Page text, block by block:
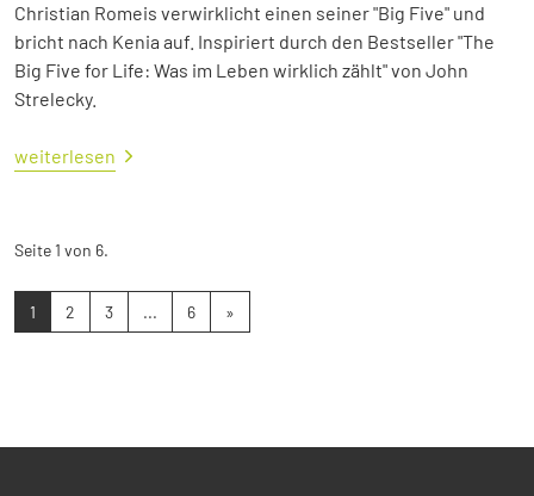
Christian Romeis verwirklicht einen seiner "Big Five" und
bricht nach Kenia auf. Inspiriert durch den Bestseller "The
Big Five for Life: Was im Leben wirklich zählt" von John
Strelecky.
weiterlesen
Seite 1 von 6.
1 2 3 ... 6 »